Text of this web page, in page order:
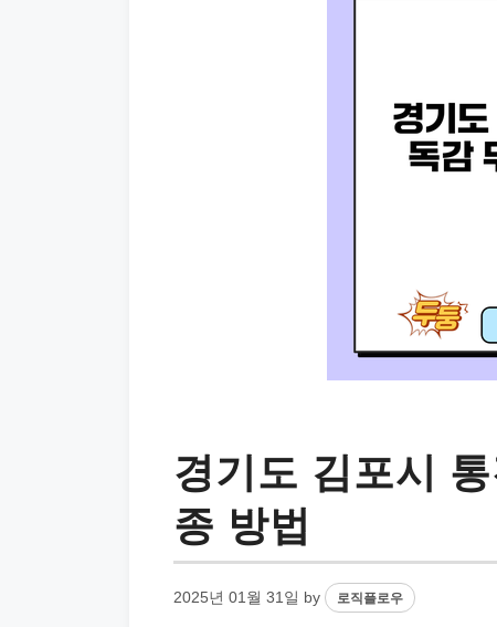
경기도 김포시
종 방법
2025년 01월 31일 by 로직플로우